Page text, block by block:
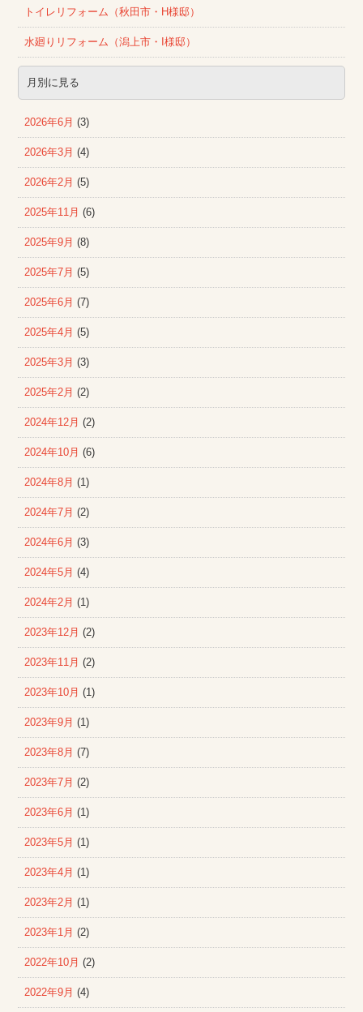
トイレリフォーム（秋田市・H様邸）
水廻りリフォーム（潟上市・I様邸）
月別に見る
2026年6月 (3)
2026年3月 (4)
2026年2月 (5)
2025年11月 (6)
2025年9月 (8)
2025年7月 (5)
2025年6月 (7)
2025年4月 (5)
2025年3月 (3)
2025年2月 (2)
2024年12月 (2)
2024年10月 (6)
2024年8月 (1)
2024年7月 (2)
2024年6月 (3)
2024年5月 (4)
2024年2月 (1)
2023年12月 (2)
2023年11月 (2)
2023年10月 (1)
2023年9月 (1)
2023年8月 (7)
2023年7月 (2)
2023年6月 (1)
2023年5月 (1)
2023年4月 (1)
2023年2月 (1)
2023年1月 (2)
2022年10月 (2)
2022年9月 (4)